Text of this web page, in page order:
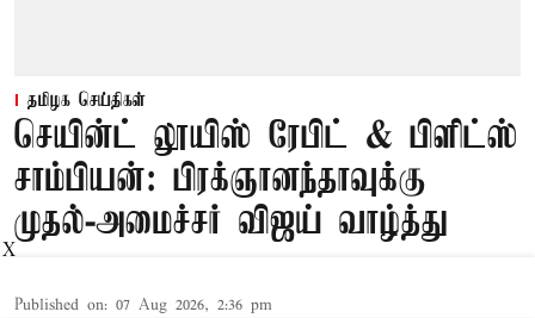
தமிழக செய்திகள்
செயின்ட் லூயிஸ் ரேபிட் & பிளிட்ஸ்
சாம்பியன்: பிரக்ஞானந்தாவுக்கு
முதல்-அமைச்சர் விஜய் வாழ்த்து
Published on: 07 Aug 2026, 2:36 pm
X